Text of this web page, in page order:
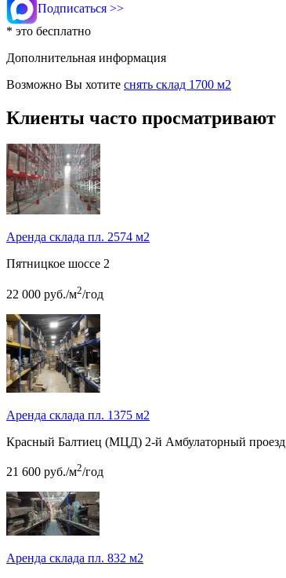
Подписаться >>
* это бесплатно
Дополнительная информация
Возможно Вы хотите снять склад 1700 м2
Клиенты часто просматривают
Аренда склада пл. 2574 м2
Пятницкое шоссе 2
22 000 руб./м2/год
Аренда склада пл. 1375 м2
Красный Балтиец (МЦД) 2-й Амбулаторный проезд
21 600 руб./м2/год
Аренда склада пл. 832 м2